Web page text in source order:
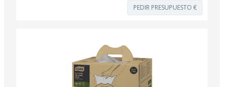
PEDIR PRESUPUESTO €